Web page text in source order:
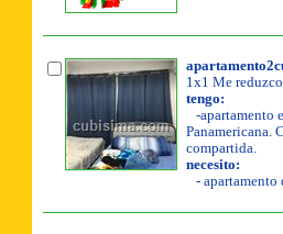
1x1 Me
tengo:
-apartamento
Panamericana.
compartida.
necesito:
- apartamento